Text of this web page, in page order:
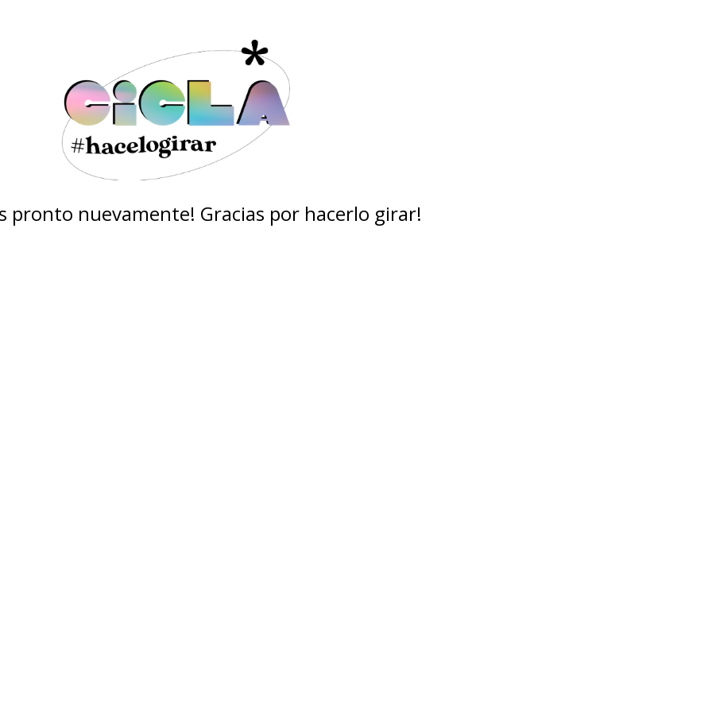
pronto nuevamente! Gracias por hacerlo girar!